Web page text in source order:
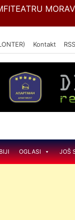
NAZIV U
Kontakt RSS
OGLASI JOŠ